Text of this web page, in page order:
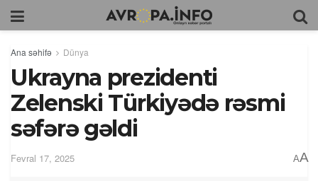
Ana səhifə Dünya
Ukrayna prezidenti
Zelenski Türkiyədə rəsmi
səfərə gəldi
Fevral 17, 2025 AA